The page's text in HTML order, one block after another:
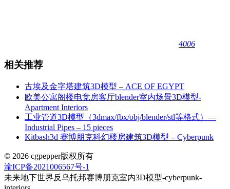
4006
相关推荐
古埃及金字塔建筑3D模型 – ACE OF EGYPT
欧美公寓阁楼电竞房客厅blender室内场景3D模型-
Apartment Interiors
工业管道3D模型（3dmax/fbx/obj/blender/stl等格式）—
Industrial Pipes – 15 pieces
Kitbash3d 赛博朋克科幻楼房建筑3D模型 – Cyberpunk
© 2026 cgpepper版权所有
渝ICP备2021006567号-1
未来地下世界反乌托邦赛博朋克室内3D模型-cyberpunk-